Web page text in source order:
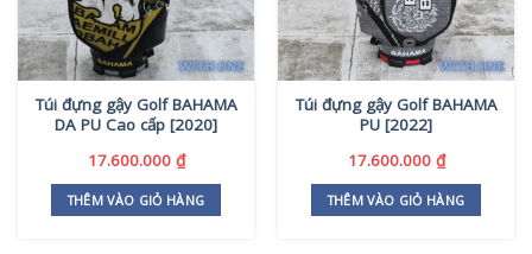
Túi đựng gậy Golf BAHAMA
DA PU Cao cấp [2020]
17.600.000 ₫
THÊM VÀO GIỎ HÀNG
Túi đựng gậy Golf BAHAMA
PU [2022]
17.600.000 ₫
THÊM VÀO GIỎ HÀNG